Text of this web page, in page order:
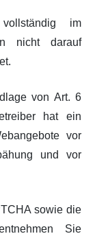
im
nicht darauf
von Art. 6
hat ein
vor
und vor
sowie die
Sie